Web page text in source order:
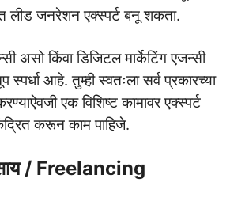
लीड जनरेशन एक्स्पर्ट बनू शकता.
असो किंवा डिजिटल मार्केटिंग एजन्सी
स्पर्धा आहे. तुम्ही स्वतःला सर्व प्रकारच्या
एक विशिष्ट कामावर एक्स्पर्ट
करून काम पाहिजे.
/ Freelancing